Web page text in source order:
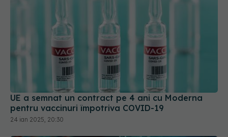
UE a semnat un contract pe 4 ani cu Moderna
pentru vaccinuri împotriva COVID-19
24 ian 2025, 20:30